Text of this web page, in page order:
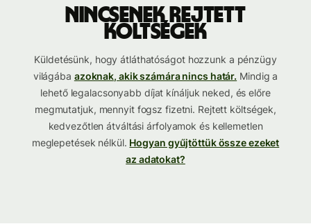
Nincsenek rejtett
költségek
Küldetésünk, hogy átláthatóságot hozzunk a pénzügy
világába azoknak, akik számára nincs határ. Mindig a
lehető legalacsonyabb díjat kínáljuk neked, és előre
megmutatjuk, mennyit fogsz fizetni. Rejtett költségek,
kedvezőtlen átváltási árfolyamok és kellemetlen
meglepetések nélkül. Hogyan gyűjtöttük össze ezeket
az adatokat?